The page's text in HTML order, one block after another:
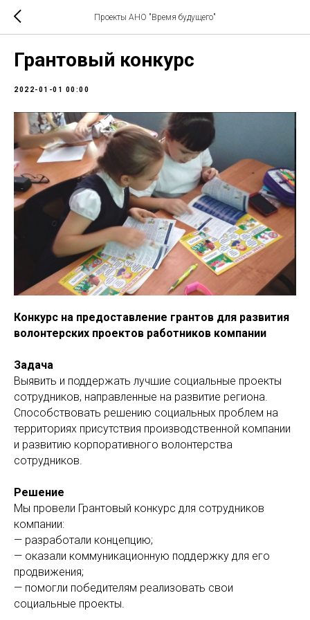
Проекты АНО "Время будущего"
Грантовый конкурс
2022-01-01 00:00
Конкурс на предоставление грантов для развития
волонтерских проектов работников компании
Задача
Выявить и поддержать лучшие социальные проекты
сотрудников, направленные на развитие региона.
Способствовать решению социальных проблем на
территориях присутствия производственной компании
и развитию корпоративного волонтерства
сотрудников.
Решение
Мы провели Грантовый конкурс для сотрудников
компании:
— разработали концепцию;
— оказали коммуникационную поддержку для его
продвижения;
— помогли победителям реализовать свои
социальные проекты.